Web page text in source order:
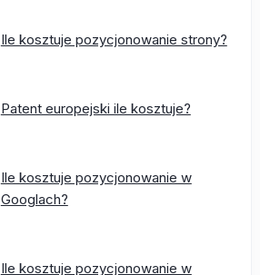
Ile kosztuje pozycjonowanie strony?
Patent europejski ile kosztuje?
Ile kosztuje pozycjonowanie w
Googlach?
Ile kosztuje pozycjonowanie w